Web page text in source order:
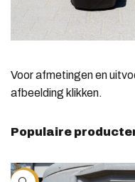
Voor afmetingen en
afbeelding klikken.
Populaire